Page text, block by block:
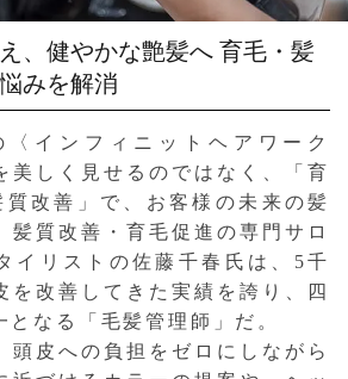
、健やかな艶髪へ 育毛・髪
みを解消
インフィニットヘアワーク
美しく見せるのではなく、「育
改善」で、お客様の未来の髪
髪質改善・育毛促進の専門サロ
イリストの佐藤千春氏は、5千
を改善してきた実績を誇り、四
となる「毛髪管理師」だ。
皮への負担をゼロにしながら